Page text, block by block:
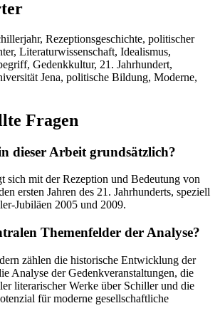
Rezeptionsgeschichte, politischer
Literaturwissenschaft, Idealismus,
Gedenkkultur, 21. Jahrhundert,
Jena, politische Bildung, Moderne,
Fragen
dieser Arbeit grundsätzlich?
sich mit der Rezeption und Bedeutung von
ersten Jahren des 21. Jahrhunderts, speziell
Jubiläen 2005 und 2009.
Themenfelder der Analyse?
zählen die historische Entwicklung der
Analyse der Gedenkveranstaltungen, die
literarischer Werke über Schiller und die
für moderne gesellschaftliche